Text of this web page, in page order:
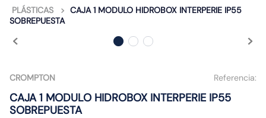
PLÁSTICAS
CAJA 1 MODULO HIDROBOX INTERPERIE IP55
SOBREPUESTA
CROMPTON Referencia:
CAJA 1 MODULO HIDROBOX INTERPERIE IP55
SOBREPUESTA
3.
luminaria vial led neo
7.
foco led